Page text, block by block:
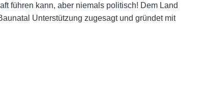
führen kann, aber niemals politisch! Dem Land
Unterstützung zugesagt und gründet mit